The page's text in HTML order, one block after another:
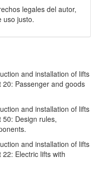
legales del autor,
uso justo.
and installation of lifts
Passenger and goods
and installation of lifts
Design rules,
and installation of lifts
Electric lifts with